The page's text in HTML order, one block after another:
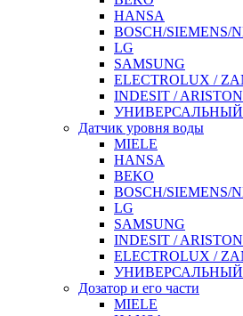
HANSA
BOSCH/SIEMENS/
LG
SAMSUNG
ELECTROLUX /
INDESIT /
УНИВЕРСАЛЬНЫЙ
Датчик уровня воды
MIELE
HANSA
BEKO
BOSCH/SIEMENS/
LG
SAMSUNG
INDESIT /
ELECTROLUX /
УНИВЕРСАЛЬНЫЙ
Дозатор и его части
MIELE